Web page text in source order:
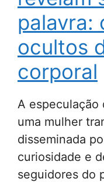
palavra:
ocultos
corporal
A especulação
uma mulher
disseminada
curiosidade e
seguidores do